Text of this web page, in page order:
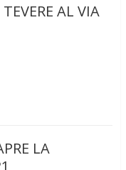
AL VIA
LA